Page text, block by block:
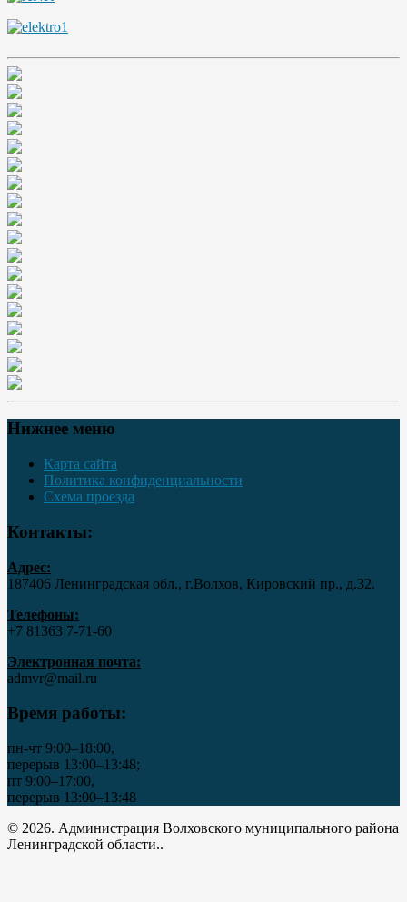
Нижнее меню
Карта сайта
Политика конфиденциальности
Схема проезда
Контакты:
Адрес:
187406 Ленинградская обл., г.Волхов, Кировский пр., д.32.
Телефоны:
+7 81363 7‑71-60
Электронная почта:
admvr@mail.ru
Время работы:
пн-чт 9:00–18:00,
перерыв 13:00–13:48;
пт 9:00–17:00,
перерыв 13:00–13:48
© 2026. Администрация Волховского муниципального района
Ленинградской области..